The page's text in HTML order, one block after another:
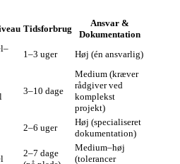
Tidsforbrug
Ansvar &
Dokumentation
1–3 uger Høj (én ansvarlig)
3–10 dage
Medium (kræver
rådgiver ved
komplekst
projekt)
2–6 uger
Høj (specialiseret
dokumentation)
2–7 dage
Medium–høj
(tolerancer